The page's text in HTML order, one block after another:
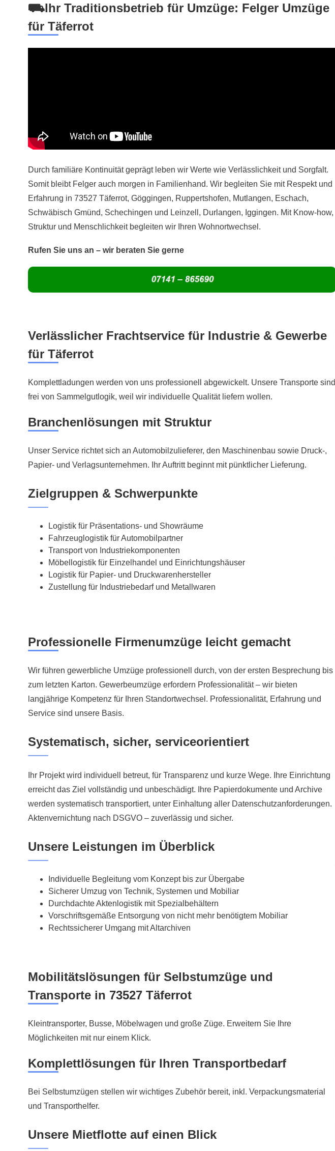
⛟Ihr Traditionsbetrieb für Umzüge: Felger Umzüge
für Täferrot
Durch familiäre Kontinuität geprägt leben wir Werte wie Verlässlichkeit und Sorgfalt.
Somit bleibt Felger auch morgen in Familienhand. Wir begleiten Sie mit Respekt und
Erfahrung in 73527 Täferrot, Göggingen, Ruppertshofen, Mutlangen, Eschach,
Schwäbisch Gmünd, Schechingen und Leinzell, Durlangen, Iggingen. Mit Know-how,
Struktur und Menschlichkeit begleiten wir Ihren Wohnortwechsel.
Rufen Sie uns an – wir beraten Sie gerne
Verlässlicher Frachtservice für Industrie & Gewerbe
für Täferrot
Komplettladungen werden von uns professionell abgewickelt. Unsere Transporte sind
frei von Sammelgutlogik, weil wir individuelle Qualität liefern wollen.
Branchenlösungen mit Struktur
Unser Service richtet sich an Automobilzulieferer, den Maschinenbau sowie Druck-,
Papier- und Verlagsunternehmen. Ihr Auftritt beginnt mit pünktlicher Lieferung.
Zielgruppen & Schwerpunkte
Logistik für Präsentations- und Showräume
Fahrzeuglogistik für Automobilpartner
Transport von Industriekomponenten
Möbellogistik für Einzelhandel und Einrichtungshäuser
Logistik für Papier- und Druckwarenhersteller
Zustellung für Industriebedarf und Metallwaren
Professionelle Firmenumzüge leicht gemacht
Wir führen gewerbliche Umzüge professionell durch, von der ersten Besprechung bis
zum letzten Karton. Gewerbeumzüge erfordern Professionalität – wir bieten
langjährige Kompetenz für Ihren Standortwechsel. Professionalität, Erfahrung und
Service sind unsere Basis.
Systematisch, sicher, serviceorientiert
Ihr Projekt wird individuell betreut, für Transparenz und kurze Wege. Ihre Einrichtung
erreicht das Ziel vollständig und unbeschädigt. Ihre Papierdokumente und Archive
werden systematisch transportiert, unter Einhaltung aller Datenschutzanforderungen.
Aktenvernichtung nach DSGVO – zuverlässig und sicher.
Unsere Leistungen im Überblick
Individuelle Begleitung vom Konzept bis zur Übergabe
Sicherer Umzug von Technik, Systemen und Mobiliar
Durchdachte Aktenlogistik mit Spezialbehältern
Vorschriftsgemäße Entsorgung von nicht mehr benötigtem Mobiliar
Rechtssicherer Umgang mit Altarchiven
Mobilitätslösungen für Selbstumzüge und
Transporte in 73527 Täferrot
Kleintransporter, Busse, Möbelwagen und große Züge. Erweitern Sie Ihre
Möglichkeiten mit nur einem Klick.
Komplettlösungen für Ihren Transportbedarf
Bei Selbstumzügen stellen wir wichtiges Zubehör bereit, inkl. Verpackungsmaterial
und Transporthelfer.
Unsere Mietflotte auf einen Blick